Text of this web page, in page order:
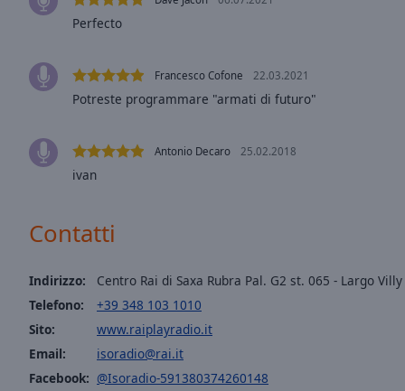
Color
Caption
Area
Background
Color
Perfecto
Francesco Cofone 22.03.2021
Potreste programmare "armati di futuro"
Antonio Decaro 25.02.2018
ivan
Contatti
Indirizzo:
Centro Rai di Saxa Rubra Pal. G2 st. 065 - Largo
Telefono:
+39 348 103 1010
Sito:
www.raiplayradio.it
Email:
isoradio@rai.it
Facebook: @Isoradio-591380374260148